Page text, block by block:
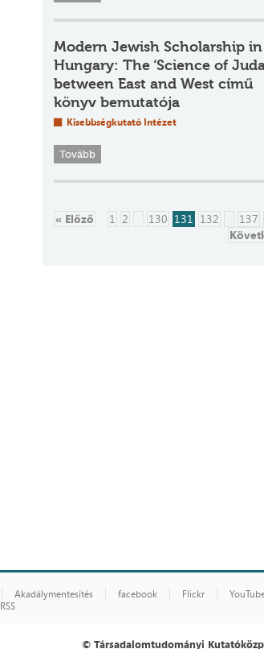
Modern Jewish Scholarship in
Hungary: The ‘Science of
between East and West című
könyv bemutatója
Kisebbségkutató Intézet
Tovább
« Előző 1 2 130 131 132 137
Akadálymentesítés facebook Flickr
RSS
© Társadalomtudományi